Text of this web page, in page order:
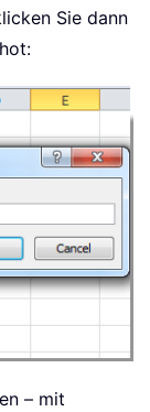
Sie dann
– mit